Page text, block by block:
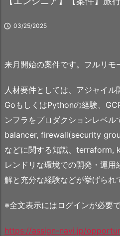
 03/25/2025
来月開始の案件です。フルリモ
人材要件としては、アジャイル
GoもしくはPythonの経験、
ンフラをプロダクションレベ
balancer, firewall(security
などに関する知識、terraform,
レンドリな環境での開発・運用
解と充分な経験などが挙げられ
※全文表示にはログインが必要で
https://assign-navi.jp/